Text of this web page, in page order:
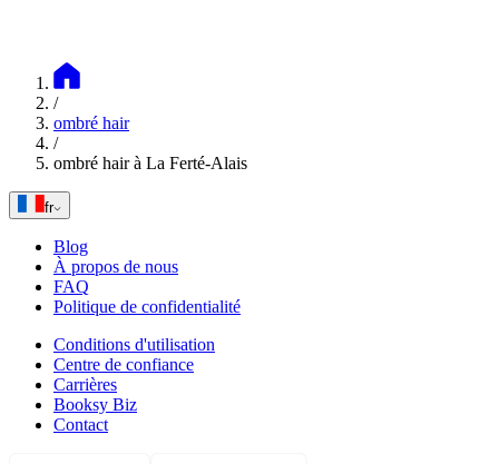
/
ombré hair
/
ombré hair à La Ferté-Alais
fr
Blog
À propos de nous
FAQ
Politique de confidentialité
Conditions d'utilisation
Centre de confiance
Carrières
Booksy Biz
Contact